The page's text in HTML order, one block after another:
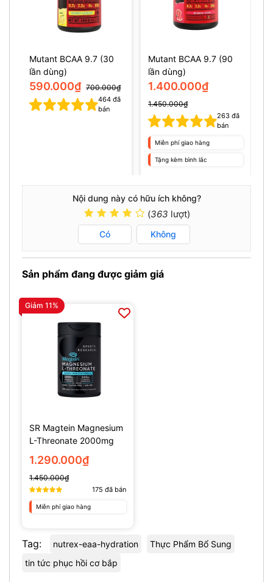
Mutant BCAA 9.7 (30
lần dùng)
590.000₫ 700.000₫
464 đã
bán
Mutant BCAA 9.7 (90
lần dùng)
1.400.000₫
1.450.000₫
263 đã
bán
Miễn phí giao hàng
Tặng kèm bình lắc
Nội dung này có hữu ích không?
(363 lượt)
Có Không
Sản phẩm đang được giảm giá
Giảm 11%
SR Magtein Magnesium
L-Threonate 2000mg
(135 Viên)
1.290.000₫
1.450.000₫
175 đã bán
Miễn phí giao hàng
Tag: nutrex-eaa-hydration
Thực Phẩm Bổ Sung
tin tức phục hồi cơ bắp